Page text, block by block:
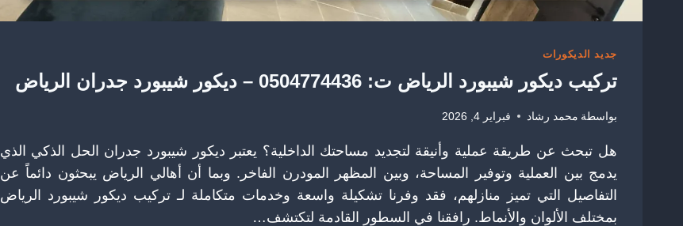
جديد الديكورات
تركيب ديكور شيبورد الرياض ت: 0504774436 – ديكور شيبورد جدران الرياض
بواسطة محمد رشاد فبراير 4, 2026
هل تبحث عن طريقة عملية وأنيقة لتجديد مساحتك الداخلية؟ يعتبر ديكور شيبورد جدران الحل الذكي الذي
يدمج بين العملية وتوفير المساحة، وبين المظهر المودرن الفاخر. وبما أن أهالي الرياض يبحثون دائماً عن
التفاصيل التي تميز منازلهم، فقد وفرنا تشكيلة واسعة وخدمات متكاملة لـ تركيب ديكور شيبورد الرياض
بمختلف الألوان والأنماط. رافقنا في السطور القادمة لتكتشف…